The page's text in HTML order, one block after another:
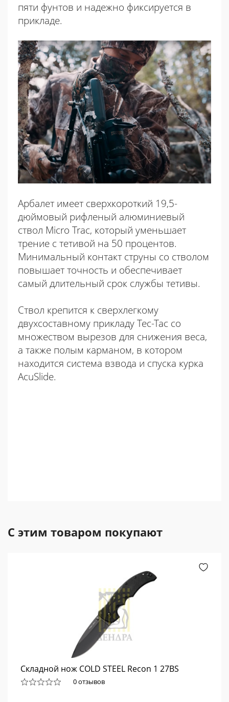
пяти фунтов и надежно фиксируется в
прикладе.
Арбалет имеет сверхкороткий 19,5-
дюймовый рифленый алюминиевый
ствол Micro Trac, который уменьшает
трение с тетивой на 50 процентов.
Минимальный контакт струны со стволом
повышает точность и обеспечивает
самый длительный срок службы тетивы.
Ствол крепится к сверхлегкому
двухсоставному прикладу Tec-Tac со
множеством вырезов для снижения веса,
а также полым карманом, в котором
находится система взвода и спуска курка
AcuSlide.
С этим товаром покупают
Складной нож COLD STEEL Recon 1 27BS
0 отзывов